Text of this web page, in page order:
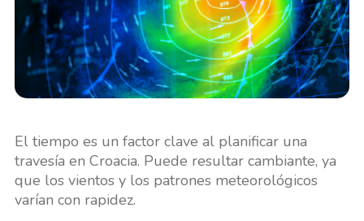
El tiempo es un factor clave al planificar una
travesía en Croacia. Puede resultar cambiante, ya
que los vientos y los patrones meteorológicos
varían con rapidez.